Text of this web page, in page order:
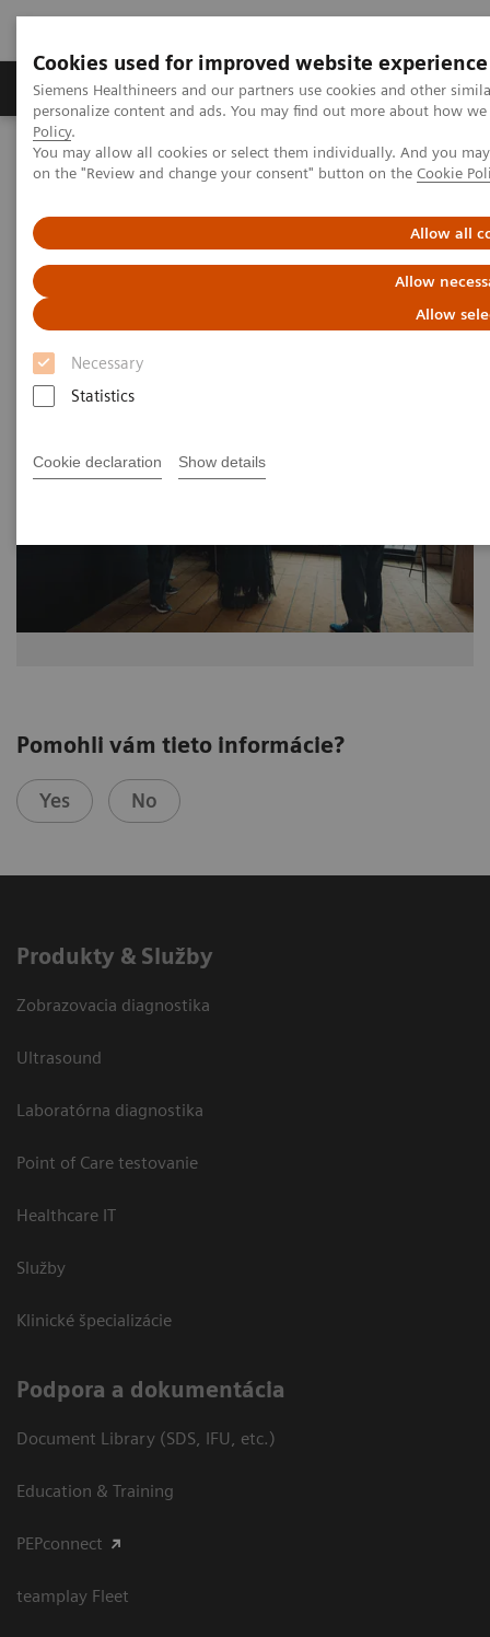
Cookies used for improved website experience
Siemens Healthineers and our partners use cookies and other
personalize content and ads. You may find out more about how
Policy.
You may allow all cookies or select them individually. And you
on the "Review and change your consent" button on the Cookie
Allow all
Allow
Allow
Necessary
Statistics
Cookie declaration Show details
Produkty a služby Podpora & Dokumentácia
Siemens Healthineers Slovakia
Zobrazovacia diagnostika
Molecular Imaging
MI World Summit 2026
Image 67
Pomohli vám tieto informácie?
Yes No
Produkty & Služby
Zobrazovacia diagnostika
Ultrasound
Laboratórna diagnostika
Point of Care testovanie
Healthcare IT
Služby
Klinické špecializácie
Podpora a dokumentácia
Document Library (SDS, IFU, etc.)
Education & Training
PEPconnect
teamplay Fleet